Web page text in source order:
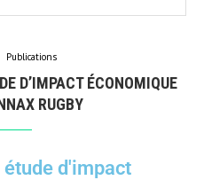
Publications
D’IMPACT ÉCONOMIQUE
RUGBY
étude d'impact